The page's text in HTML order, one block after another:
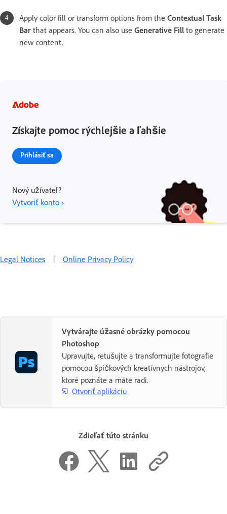
Apply color fill or transform options from the Contextual Task
Bar that appears. You can also use Generative Fill to generate
new content.
Získajte pomoc rýchlejšie a ľahšie
Prihlásiť sa
Nový užívateľ?
Vytvoriť konto ›
Legal Notices | Online Privacy Policy
Vytvárajte úžasné obrázky pomocou
Photoshop
Upravujte, retušujte a transformujte fotografie
pomocou špičkových kreatívnych nástrojov,
ktoré poznáte a máte radi.
Otvoriť aplikáciu
Zdieľať túto stránku